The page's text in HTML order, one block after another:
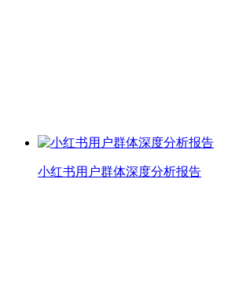
小红书用户群体深度分析报告